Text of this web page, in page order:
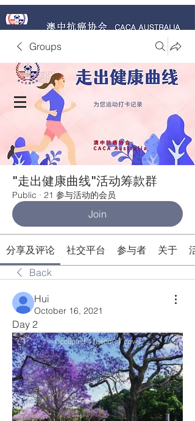
捐赠 Donate Now
Groups
"走出健康曲线"活动筹款群
Public · 21 参与活动的会员
Join
分享及评论 社交平台 参与者 关于
Back
Hui
October 16, 2021
Day 2